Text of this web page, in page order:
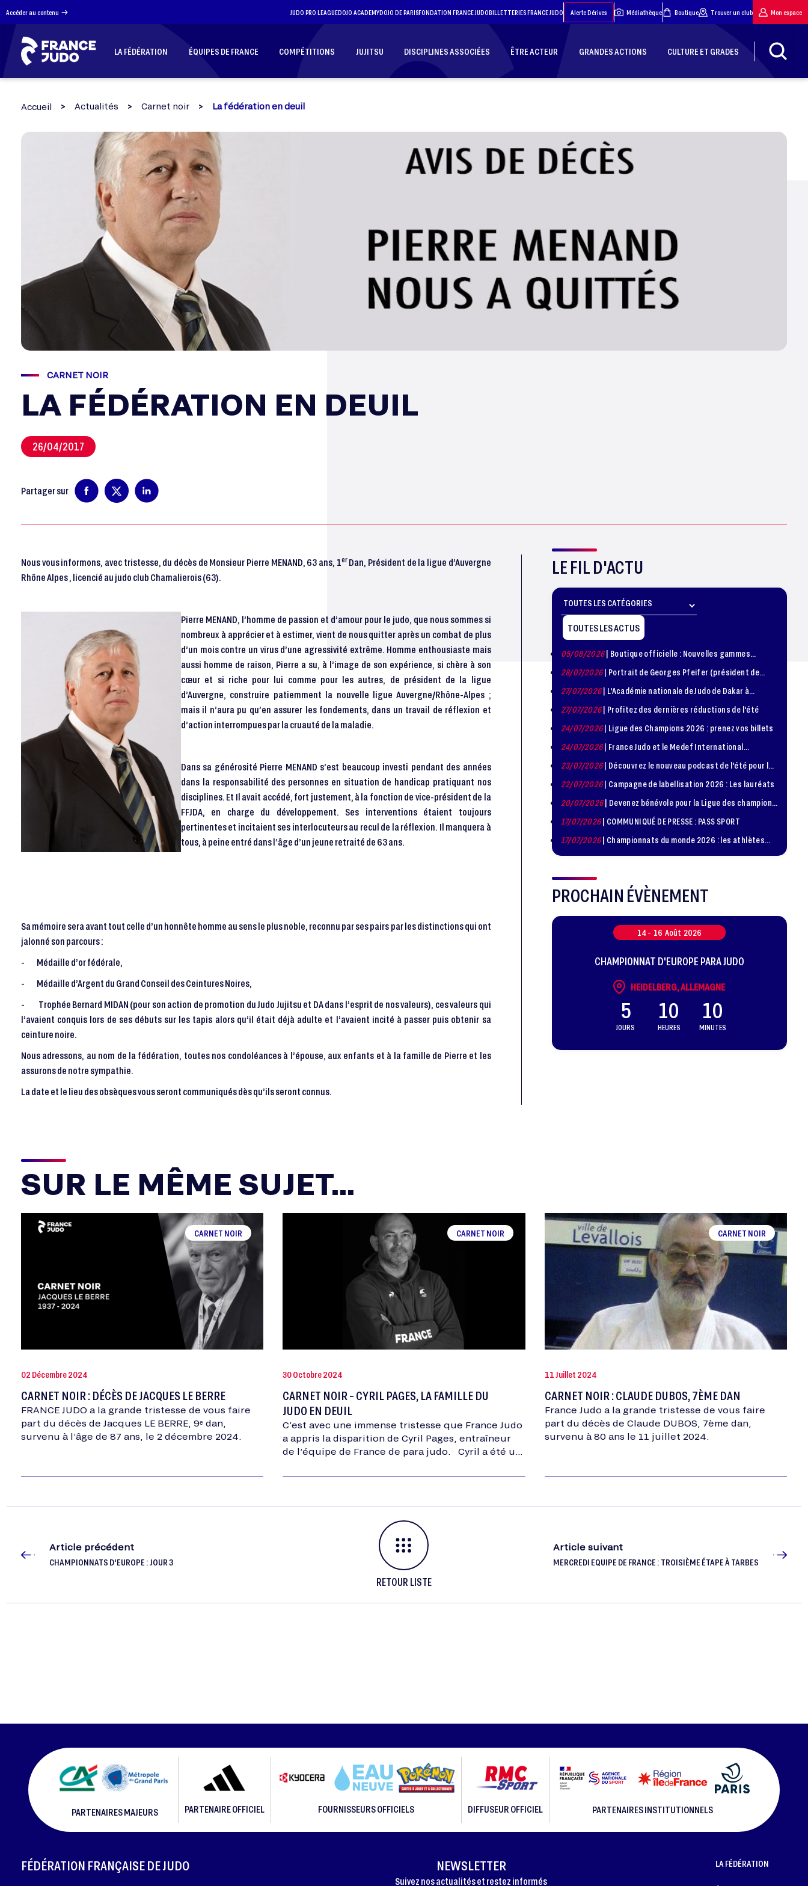
Accéder au contenu JUDO PRO LEAGUEDOJO ACADEMYDOJO DE PARISFONDATION FRANCE JUDOBILLETTERIES FRANCE JUDO Alerte Dérives Médiathèque Boutique Trouver un club Mon espace
LA FÉDÉRATION ÉQUIPES DE FRANCE COMPÉTITIONS JUJITSU DISCIPLINES ASSOCIÉES ÊTRE ACTEUR GRANDES ACTIONS CULTURE ET GRADES
Accueil Actualités Carnet noir La fédération en deuil
CARNET NOIR
LA FÉDÉRATION EN DEUIL
26/04/2017
Partager sur
Nous vous informons, avec tristesse, du décès de Monsieur Pierre MENAND, 63 ans, 1erDan, Président de la ligue d’Auvergne
Rhône Alpes , licencié au judo club Chamalierois (63).
Pierre MENAND, l’homme de passion et d’amour pour le judo, que nous sommes si
nombreux à apprécier et à estimer, vient de nous quitter après un combat de plus
d’un mois contre un virus d’une agressivité extrême. Homme enthousiaste mais
aussi homme de raison, Pierre a su, à l’image de son expérience, si chère à son
cœur et si riche pour lui comme pour les autres, de président de la ligue
d’Auvergne, construire patiemment la nouvelle ligue Auvergne/Rhône-Alpes ;
mais il n’aura pu qu’en assurer les fondements, dans un travail de réflexion et
d’action interrompues par la cruauté de la maladie.
Dans sa générosité Pierre MENAND s’est beaucoup investi pendant des années
dans la responsabilité des personnes en situation de handicap pratiquant nos
disciplines. Et Il avait accédé, fort justement, à la fonction de vice-président de la
FFJDA, en charge du développement. Ses interventions étaient toujours
pertinentes et incitaient ses interlocuteurs au recul de la réflexion. Il manquera à
tous, à peine entré dans l’âge d’un jeune retraité de 63 ans.
Sa mémoire sera avant tout celle d’un honnête homme au sens le plus noble, reconnu par ses pairs par les distinctions qui ont
jalonné son parcours :
- Médaille d’or fédérale,
- Médaille d’Argent du Grand Conseil des Ceintures Noires,
- Trophée Bernard MIDAN (pour son action de promotion du Judo Jujitsu et DA dans l’esprit de nos valeurs), ces valeurs qui
l’avaient conquis lors de ses débuts sur les tapis alors qu’il était déjà adulte et l’avaient incité à passer puis obtenir sa
ceinture noire.
Nous adressons, au nom de la fédération, toutes nos condoléances à l’épouse, aux enfants et à la famille de Pierre et les
assurons de notre sympathie.
La date et le lieu des obsèques vous seront communiqués dès qu’ils seront connus.
LE FIL D'ACTU
TOUTES LES ACTUS
05/08/2026| Boutique officielle : Nouvelles gammes
disponible !
28/07/2026| Portrait de Georges Pfeifer (président de
1981 – 1986)
27/07/2026| L'Académie nationale de Judo de Dakar à
l'honneur
27/07/2026| Profitez des dernières réductions de l'été
24/07/2026| Ligue des Champions 2026 : prenez vos billets
24/07/2026| France Judo et le Medef International
organisent la troisième édition de la Journée de la
23/07/2026| Découvrez le nouveau podcast de l'été pour les
jeunes judokas
22/07/2026| Campagne de labellisation 2026 : Les lauréats
20/07/2026| Devenez bénévole pour la Ligue des champions
de judo à Paris le 24 octobre !
17/07/2026| COMMUNIQUÉ DE PRESSE : PASS SPORT
17/07/2026| Championnats du monde 2026 : les athlètes
sélectionnés
PROCHAIN ÉVÈNEMENT
14 - 16 Août 2026
CHAMPIONNAT D'EUROPE PARA JUDO
HEIDELBERG, ALLEMAGNE
5
JOURS
10
HEURES
10
MINUTES
SUR LE MÊME SUJET...
CARNET NOIR
02 Décembre 2024
CARNET NOIR : DÉCÈS DE JACQUES LE BERRE
FRANCE JUDO a la grande tristesse de vous faire
part du décès de Jacques LE BERRE, 9ᵉ dan,
survenu à l’âge de 87 ans, le 2 décembre 2024.
CARNET NOIR
30 Octobre 2024
CARNET NOIR - CYRIL PAGES, LA FAMILLE DU
JUDO EN DEUIL
C’est avec une immense tristesse que France Judo
a appris la disparition de Cyril Pages, entraîneur
de l’équipe de France de para judo. Cyril a été un
CARNET NOIR
11 Juillet 2024
CARNET NOIR : CLAUDE DUBOS, 7ÈME DAN
France Judo a la grande tristesse de vous faire
part du décès de Claude DUBOS, 7ème dan,
survenu à 80 ans le 11 juillet 2024.
Article précédent
CHAMPIONNATS D'EUROPE : JOUR 3
RETOUR LISTE
Article suivant
MERCREDI EQUIPE DE FRANCE : TROISIÈME ÉTAPE À TARBES
PARTENAIRES MAJEURS PARTENAIRE OFFICIEL FOURNISSEURS OFFICIELS DIFFUSEUR OFFICIEL PARTENAIRES INSTITUTIONNELS
FOOTER
FÉDÉRATION FRANÇAISE DE JUDO NEWSLETTER
Suivez nos actualités et restez informés
LA FÉDÉRATION
Panneau de gestion des cookies